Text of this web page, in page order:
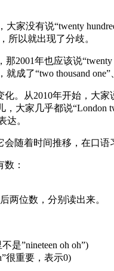
大家没有说“twenty
所以就出现了分歧。
那2001年也应该说
成了“two thousand one”
。从2010年开始，大
大家几乎都说“London
达。
随着时间推移，在口语
：
两位数，分别读出来。
是”nineteen oh oh”)
很重要，表示0)